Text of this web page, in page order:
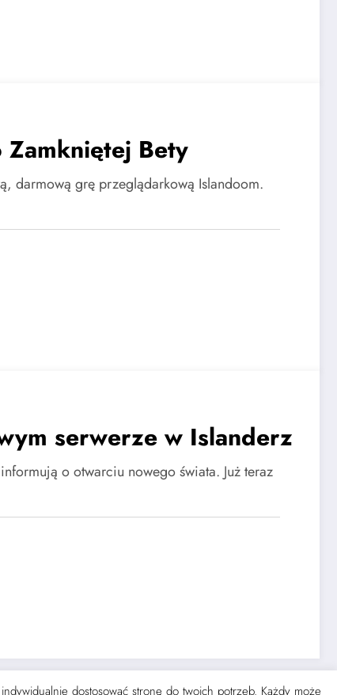
Bety
darmową grę przeglądarkową Islandoom.
serwerze w Islanderz
o otwarciu nowego świata. Już teraz
dostosować stronę do twoich potrzeb. Każdy może